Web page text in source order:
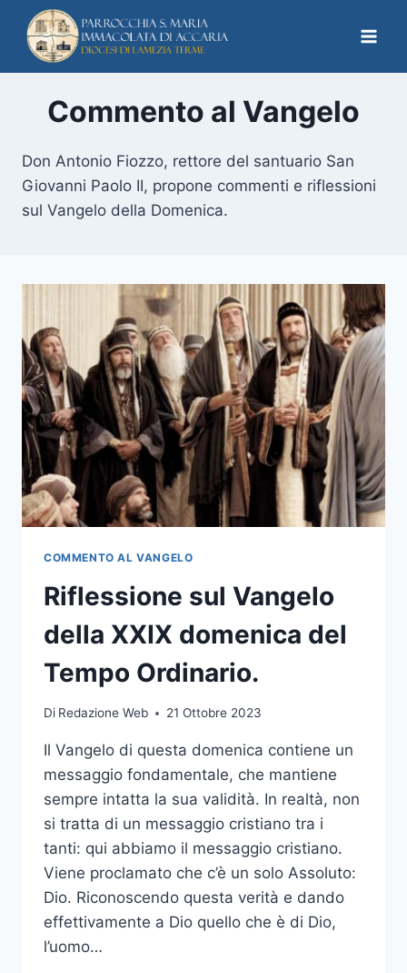
Commento al Vangelo
Don Antonio Fiozzo, rettore del santuario San
Giovanni Paolo II, propone commenti e riflessioni
sul Vangelo della Domenica.
COMMENTO AL VANGELO
Riflessione sul Vangelo
della XXIX domenica del
Tempo Ordinario.
Di Redazione Web 21 Ottobre 2023
Il Vangelo di questa domenica contiene un
messaggio fondamentale, che mantiene
sempre intatta la sua validità. In realtà, non
si tratta di un messaggio cristiano tra i
tanti: qui abbiamo il messaggio cristiano.
Viene proclamato che c’è un solo Assoluto:
Dio. Riconoscendo questa verità e dando
effettivamente a Dio quello che è di Dio,
l’uomo…